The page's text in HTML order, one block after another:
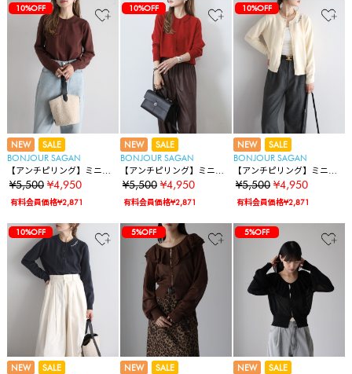
10%OFF
NEW
SALE
BONJOUR SAGAN
【アンチピリング】ミニマ
ルロゴ刺繍ニットカーディ
¥5,500 ¥4,950
有料会員価格¥2,871
10%OFF
NEW
SALE
BONJOUR SAGAN
【アンチピリング】ミニマ
ルロゴ刺繍ニットカーディ
¥5,500 ¥4,950
有料会員価格¥2,871
10%OFF
NEW
SALE
BONJOUR SAGAN
【アンチピリング】ミニマ
ルロゴ刺繍ニットカーディ
¥5,500 ¥4,950
有料会員価格¥2,871
10%OFF
NEW
SALE
5%OFF
NEW
SALE
5%OFF
NEW
SALE